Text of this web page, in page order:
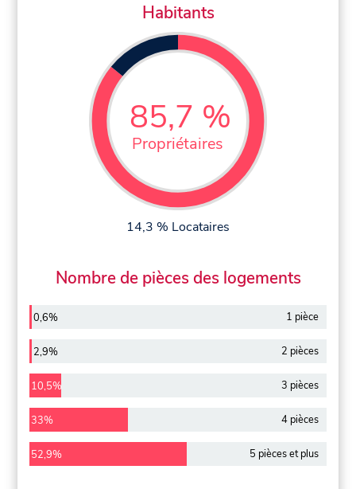
Habitants
85,7 %
Propriétaires
14,3 % Locataires
Nombre de pièces des logements
0,6% 1 pièce
2,9% 2 pièces
10,5% 3 pièces
33% 4 pièces
52,9% 5 pièces et plus